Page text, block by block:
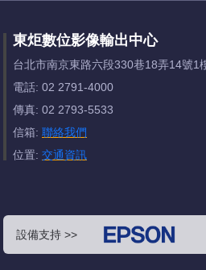
東炬數位影像輸出中心
台北市南京東路六段330巷18弄14號1
電話: 02 2791-4000
傳真: 02 2793-5533
信箱: 聯絡我們
位置: 交通資訊
設備支持 >>